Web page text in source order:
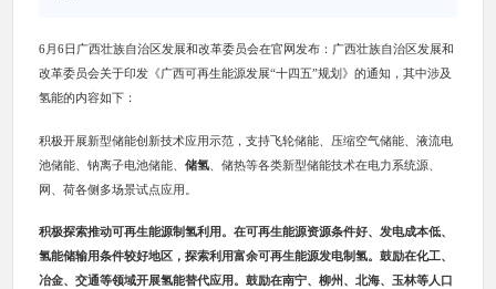
6月6日广西壮族自治区发展和改革委员会在官网发布：广西壮族自治区发展和
改革委员会关于印发《广西可再生能源发展“十四五”规划》的通知，其中涉及
氢能的内容如下：
积极开展新型储能创新技术应用示范，支持飞轮储能、压缩空气储能、液流电
池储能、钠离子电池储能、储氢 、储热等各类新型储能技术在电力系统源、
网、荷各侧多场景试点应用。
积极探索推动可再生能源制氢利用。在可再生能源资源条件好、发电成本低、
氢能储输用条件较好地区，探索利用富余可再生能源发电制氢。鼓励在化工、
冶金、交通等领域开展氢能替代应用。鼓励在南宁、柳州、北海、玉林等人口